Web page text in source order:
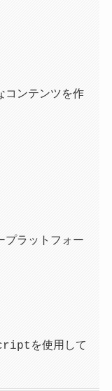
ンテンツを作
プラットフォー
を使用して